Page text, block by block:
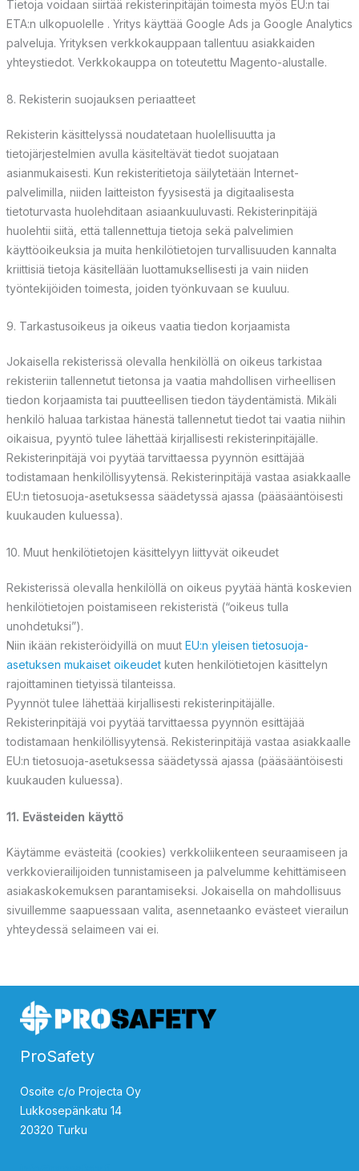
Tietoja voidaan siirtää rekisterinpitäjän toimesta myös EU:n tai
ETA:n ulkopuolelle . Yritys käyttää Google Ads ja Google Analytics
palveluja. Yrityksen verkkokauppaan tallentuu asiakkaiden
yhteystiedot. Verkkokauppa on toteutettu Magento-alustalle.
8. Rekisterin suojauksen periaatteet
Rekisterin käsittelyssä noudatetaan huolellisuutta ja
tietojärjestelmien avulla käsiteltävät tiedot suojataan
asianmukaisesti. Kun rekisteritietoja säilytetään Internet-
palvelimilla, niiden laitteiston fyysisestä ja digitaalisesta
tietoturvasta huolehditaan asiaankuuluvasti. Rekisterinpitäjä
huolehtii siitä, että tallennettuja tietoja sekä palvelimien
käyttöoikeuksia ja muita henkilötietojen turvallisuuden kannalta
kriittisiä tietoja käsitellään luottamuksellisesti ja vain niiden
työntekijöiden toimesta, joiden työnkuvaan se kuuluu.
9. Tarkastusoikeus ja oikeus vaatia tiedon korjaamista
Jokaisella rekisterissä olevalla henkilöllä on oikeus tarkistaa
rekisteriin tallennetut tietonsa ja vaatia mahdollisen virheellisen
tiedon korjaamista tai puutteellisen tiedon täydentämistä. Mikäli
henkilö haluaa tarkistaa hänestä tallennetut tiedot tai vaatia niihin
oikaisua, pyyntö tulee lähettää kirjallisesti rekisterinpitäjälle.
Rekisterinpitäjä voi pyytää tarvittaessa pyynnön esittäjää
todistamaan henkilöllisyytensä. Rekisterinpitäjä vastaa asiakkaalle
EU:n tietosuoja-asetuksessa säädetyssä ajassa (pääsääntöisesti
kuukauden kuluessa).
10. Muut henkilötietojen käsittelyyn liittyvät oikeudet
Rekisterissä olevalla henkilöllä on oikeus pyytää häntä koskevien
henkilötietojen poistamiseen rekisteristä (“oikeus tulla
unohdetuksi”).
Niin ikään rekisteröidyillä on muut EU:n yleisen tietosuoja-
asetuksen mukaiset oikeudetkuten henkilötietojen käsittelyn
rajoittaminen tietyissä tilanteissa.
Pyynnöt tulee lähettää kirjallisesti rekisterinpitäjälle.
Rekisterinpitäjä voi pyytää tarvittaessa pyynnön esittäjää
todistamaan henkilöllisyytensä. Rekisterinpitäjä vastaa asiakkaalle
EU:n tietosuoja-asetuksessa säädetyssä ajassa (pääsääntöisesti
kuukauden kuluessa).
11. Evästeiden käyttö
Käytämme evästeitä (cookies) verkkoliikenteen seuraamiseen ja
verkkovierailijoiden tunnistamiseen ja palvelumme kehittämiseen
asiakaskokemuksen parantamiseksi. Jokaisella on mahdollisuus
sivuillemme saapuessaan valita, asennetaanko evästeet vierailun
yhteydessä selaimeen vai ei.
ProSafety
Osoite c/o Projecta Oy
Lukkosepänkatu 14
20320 Turku